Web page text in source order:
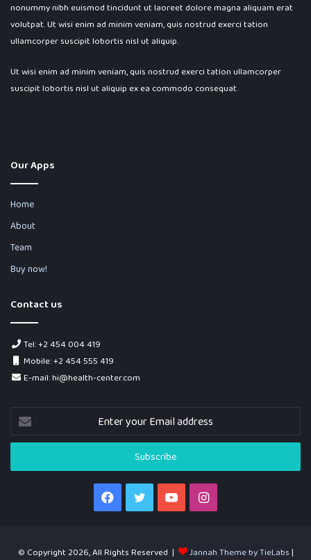
nonummy nibh euismod tincidunt ut laoreet dolore magna aliquam erat
volutpat. Ut wisi enim ad minim veniam, quis nostrud exerci tation
ullamcorper suscipit lobortis nisl ut aliquip.
Ut wisi enim ad minim veniam, quis nostrud exerci tation ullamcorper
suscipit lobortis nisl ut aliquip ex ea commodo consequat.
Our Apps
Home
About
Team
Buy now!
Contact us
Tel: +2 454 004 419
Mobile: +2 454 555 419
E-mail: hi@health-center.com
Enter
your
Email
FacebookTwitter YouTubeInstagram
© Copyright 2026, All Rights Reserved | Jannah Theme by TieLabs |